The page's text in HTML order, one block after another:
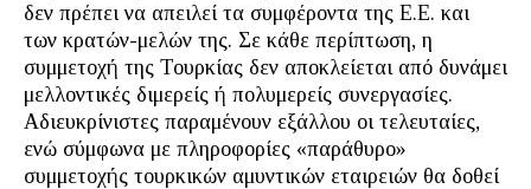
δεν πρέπει να απειλεί τα συμφέροντα της Ε.Ε. και
των κρατών-μελών της. Σε κάθε περίπτωση, η
συμμετοχή της Τουρκίας δεν αποκλείεται από δυνάμει
μελλοντικές διμερείς ή πολυμερείς συνεργασίες.
Αδιευκρίνιστες παραμένουν εξάλλου οι τελευταίες,
ενώ σύμφωνα με πληροφορίες «παράθυρο»
συμμετοχής τουρκικών αμυντικών εταιρειών θα δοθεί